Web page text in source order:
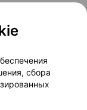
сбора